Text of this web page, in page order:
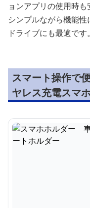
ョンアプリの使用時も
シンプルながら機能
ドライブにも最適です。
スマート操作で
ヤレス充電スマ